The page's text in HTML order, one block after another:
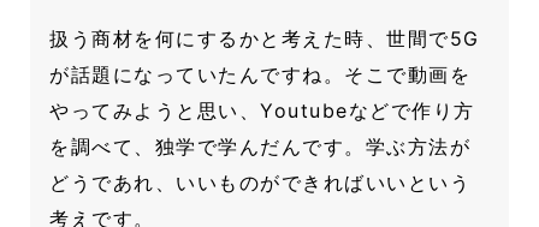
扱う商材を何にするかと考えた時、世間で5G
が話題になっていたんですね。そこで動画を
やってみようと思い、Youtubeなどで作り方
を調べて、独学で学んだんです。学ぶ方法が
どうであれ、いいものができればいいという
考えです。